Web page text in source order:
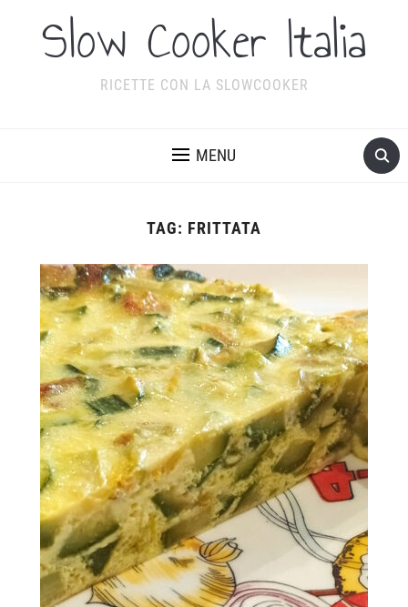
Slow Cooker Italia
RICETTE CON LA SLOWCOOKER
MENU
TAG: FRITTATA